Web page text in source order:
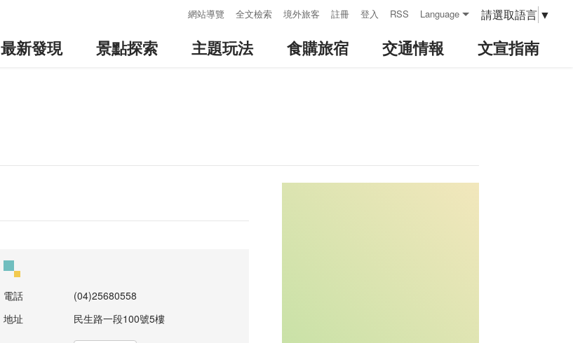
網站導覽 全文檢索 境外旅客 註冊 登入 RSS Language 請選取語言 ▼
最新發現 景點探索 主題玩法 食購旅宿 交通情報 文宣指南
電話
(04)25680558
地址
民生路一段100號5樓